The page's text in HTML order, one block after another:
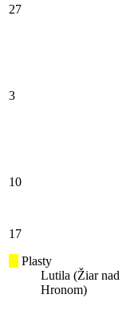
27
3
10
17
Plasty
Lutila (Žiar nad
Hronom)